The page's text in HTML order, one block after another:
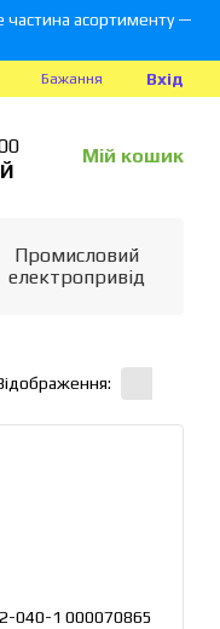
частина асортименту —
Бажання Вхід
Мій кошик
Промисловий
електропривід